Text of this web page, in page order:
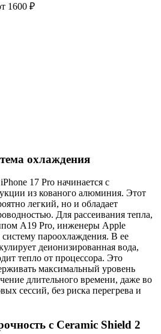
1600 ₽
охлаждения
17 Pro начинается с
из кованого алюминия. Этот
легкий, но и обладает
Для рассеивания тепла,
A19 Pro, инженеры Apple
пароохлаждения. В ее
деионизированная вода,
тепло от процессора. Это
максимальный уровень
длительного времени, даже во
сессий, без риска перегрева и
с Ceramic Shield 2